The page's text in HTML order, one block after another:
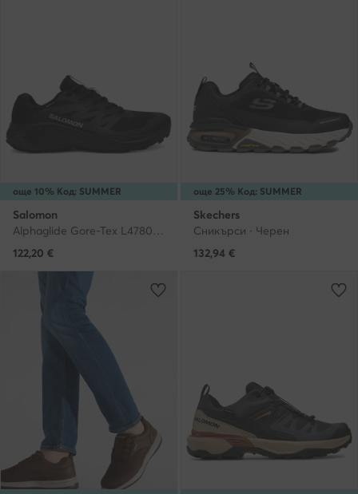
още 10% Код: SUMMER
Salomon
Alphaglide Gore-Tex L47802100 · Маратонки за бягане
122,20 €
още 25% Код: SUMMER
Skechers
Сникърси · Черен
132,94 €